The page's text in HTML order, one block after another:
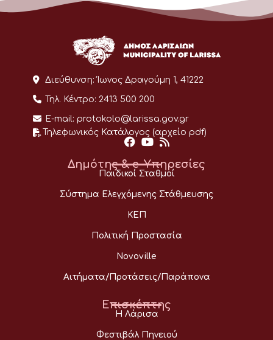
Διεύθυνση: Ίωνος Δραγούμη 1, 41222
Τηλ. Κέντρο: 2413 500 200
E-mail: protokolo@larissa.gov.gr
Τηλεφωνικός Κατάλογος (αρχείο pdf)
Δημότης & e-Υπηρεσίες
Παιδικοί Σταθμοί
Σύστημα Ελεγχόμενης Στάθμευσης
ΚΕΠ
Πολιτική Προστασία
Novoville
Αιτήματα/Προτάσεις/Παράπονα
Επισκέπτης
Η Λάρισα
Φεστιβάλ Πηνειού